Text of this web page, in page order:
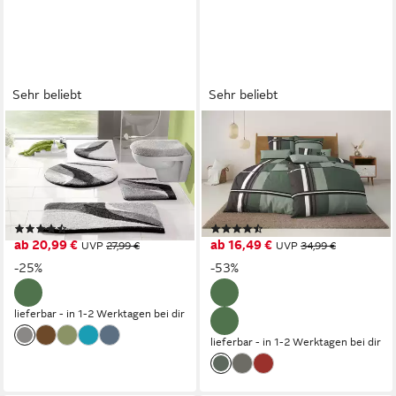
Sehr beliebt
OTTO HOME
Badematte Magnus,
Badvorleger, Badezimmer
Teppich, Höhe 20 mm,
rutschhemmend beschichtet,
schnell trocknend,
strapazierfähig, Polyacryl,
rechteckig, mehrfarbig,
Badteppich, Badematten auch
als 2 teiliges Set & rund
(1580)
ab 20,99 € UVP 27,99 €
-25%
lieferbar - in 1-2 Werktagen bei dir
Sehr beliebt
OTTO HOME
Bettwäsche Cassia, Linon, 2
teilig, Bettwäsche aus
Baumwolle,ab Gr. 135x200
cm, Marke H.I.S OTTO home
(161)
ab 16,49 € UVP 34,99 €
-53%
lieferbar - in 1-2 Werktagen bei dir